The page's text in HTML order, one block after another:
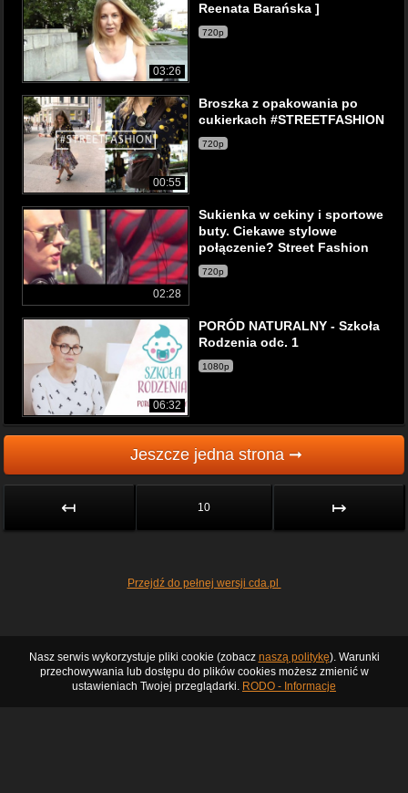
03:26
Reenata Barańska ]
720p
00:55
Broszka z opakowania po
cukierkach #STREETFASHION
720p
02:28
Sukienka w cekiny i sportowe
buty. Ciekawe stylowe
połączenie? Street Fashion
720p
06:32
PORÓD NATURALNY - Szkoła
Rodzenia odc. 1
1080p
Jeszcze jedna strona ➞
↤ 10 ↦
Przejdź do pełnej wersji cda.pl
Nasz serwis wykorzystuje pliki cookie (zobacz naszą politykę). Warunki
przechowywania lub dostępu do plików cookies możesz zmienić w
ustawieniach Twojej przeglądarki. RODO - Informacje